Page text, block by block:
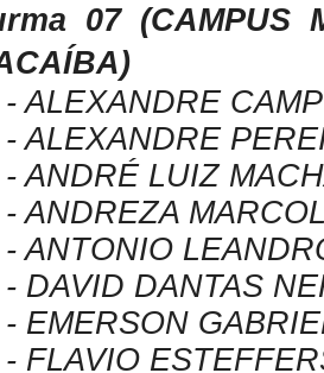
07 (CAMPUS
)
ALEXANDRE
ALEXANDRE
ANDRÉ LUIZ
ANDREZA
ANTONIO
DAVID DANTAS
EMERSON
FLAVIO